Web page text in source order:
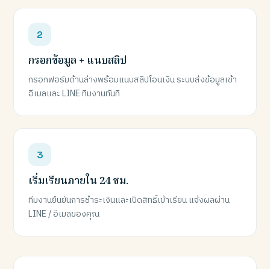
กรอกข้อมูล + แนบสลิป
กรอกฟอร์มด้านล่างพร้อมแนบสลิปโอนเงิน ระบบส่งข้อมูลเข้า
อีเมลและ LINE ทีมงานทันที
เริ่มเรียนภายใน 24 ชม.
ทีมงานยืนยันการชำระเงินและเปิดสิทธิ์เข้าเรียน แจ้งผลผ่าน
LINE / อีเมลของคุณ